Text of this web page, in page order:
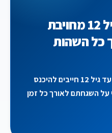
כניסת ילדים עד גיל 12 מחויבת
כל השהות
מטעמי בטיחות כניסת ילדים עד גיל 12 חייבים להיכנס
על השגחתם לאורך כל זמן